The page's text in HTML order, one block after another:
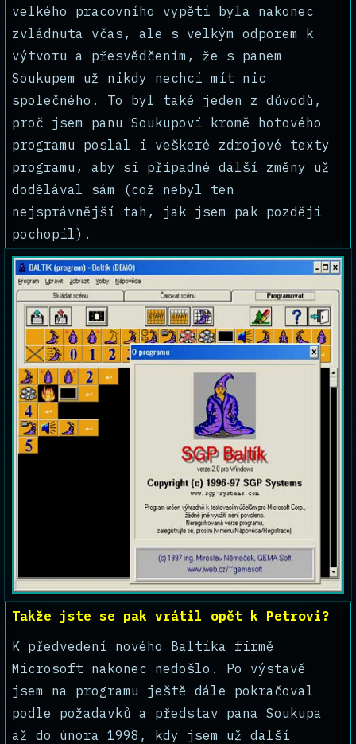
velkého pracovního vypětí byla nakonec
zvládnuta včas, ale s velkým odporem k
výtvoru a přesvědčením, že s panem
Soukupem už nikdy nechci mít nic
společného. To byl také jeden z důvodů,
proč jsem panu Soukupovi kromě hotového
programu poslal i veškeré zdrojové texty
programu, aby si případné další změny už
dodělával sám (což nebyl ten
nejsprávnější tah, jak jsem pak později
pochopil).
Takže jste se pak vrátil opět k Petrovi?
K předvedení nového Baltíka firmě
Microsoft nakonec nedošlo. Po výstavě
jsem na programu ještě dále pokračoval
podle požadavků a představ pana Soukupa
až do února 1998, kdy jsem už další